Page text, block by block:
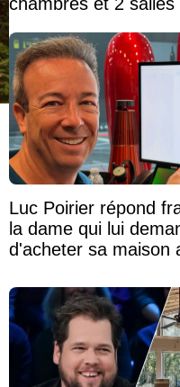
Luc Poirier répond
la dame qui lui
d'acheter sa maison